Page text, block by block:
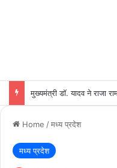
मुख्यमंत्री डॉ. यादव ने राजा
Home /मध्य प्रदेश
मध्य प्रदेश